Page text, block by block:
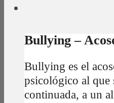
Bullying –
Bullying es el
psicológico al que
continuada, a un